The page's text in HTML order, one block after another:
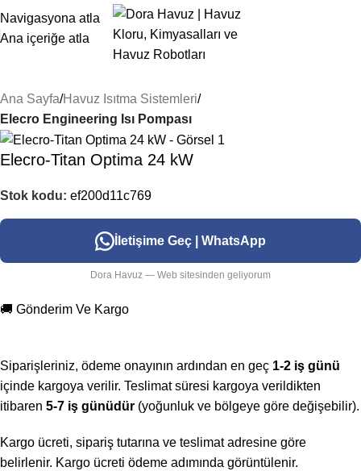
Navigasyona atla
Ana içeriğe atla
Ana Sayfa Havuz Isıtma Sistemleri
Elecro Engineering Isı Pompası
Elecro-Titan Optima 24 kW
Stok kodu: ef200d11c769
İletişime Geç | WhatsApp
Dora Havuz — Web sitesinden geliyorum
🚚 Gönderim Ve Kargo
Siparişleriniz, ödeme onayının ardından en geç 1-2 iş günü
içinde kargoya verilir. Teslimat süresi kargoya verildikten
itibaren 5-7 iş günüdür (yoğunluk ve bölgeye göre değişebilir).
Kargo ücreti, sipariş tutarına ve teslimat adresine göre
belirlenir. Kargo ücreti ödeme adımında görüntülenir.